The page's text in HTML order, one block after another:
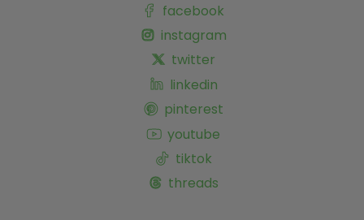
facebook
instagram
twitter
linkedin
pinterest
youtube
tiktok
threads